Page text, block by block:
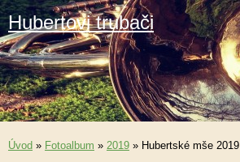
Hubertovi trubači
Úvod » Fotoalbum » 2019 » Hubertské mše 2019